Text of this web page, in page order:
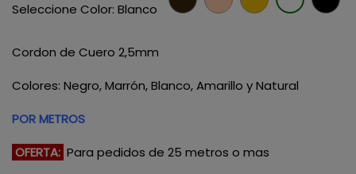
Seleccione Color: Blanco Marron
Cordon de Cuero 2,5mm
Colores: Negro, Marrón, Blanco, Amarillo y Natural
POR METROS
OFERTA: Para pedidos de 25 metros o mas